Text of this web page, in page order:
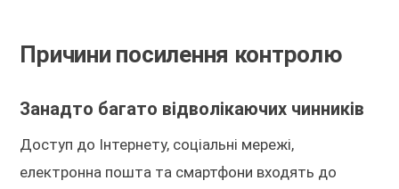
Причини посилення контролю
Занадто багато відволікаючих чинників
Доступ до Інтернету, соціальні мережі,
електронна пошта та смартфони входять до